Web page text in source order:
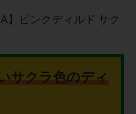
】ピンクディルド サク
サクラ色のディ